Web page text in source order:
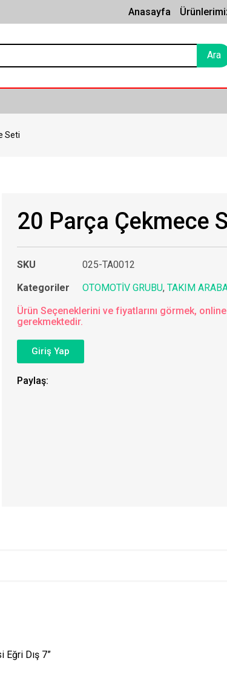
Anasayfa
Seti
20 Parça Çekmece
SKU
025-TA0012
Kategoriler
OTOMOTİV GRUBU, TAKIM
Ürün Seçeneklerini ve fiyatlarını görmek,
gerekmektedir.
Giriş Yap
Paylaş:
Dış 7”